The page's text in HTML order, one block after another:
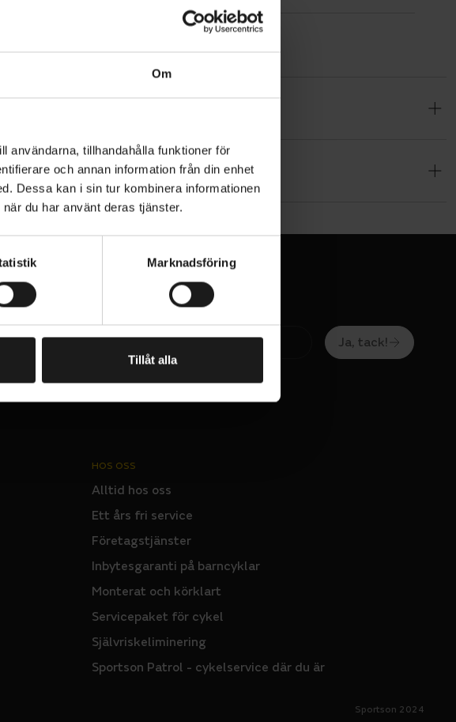
Om
användarna, tillhandahålla funktioner för
och annan information från din enhet
Dessa kan i sin tur kombinera informationen
du har använt deras tjänster.
Marknadsföring
Tillåt alla
Ja, tack!
HOS OSS
Alltid hos oss
Ett års fri service
Företagstjänster
Inbytesgaranti på barncyklar
Monterat och körklart
Servicepaket för cykel
Självriskeliminering
Sportson Patrol - cykelservice där du är
Sportson 2024